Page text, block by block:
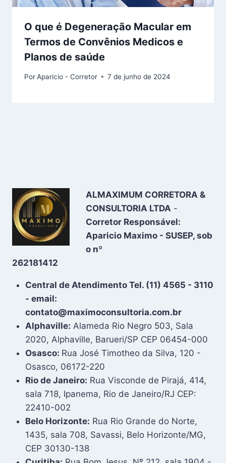
O que é Degeneração Macular em
Termos de Convênios Medicos e
Planos de saúde
PorAparicio - Corretor 7 de junho de 2024
ALMAXIMUM CORRETORA &
CONSULTORIA LTDA -
Corretor Responsável:
Aparicio Maximo - SUSEP, sob
o nº
262181412
Central de Atendimento Tel. (11) 4565 - 3110
- email:
contato@maximoconsultoria.com.br
Alphaville: Alameda Rio Negro 503, Sala
2020, Alphaville, Barueri/SP CEP 06454-000
Osasco: Rua José Timotheo da Silva, 120 -
Osasco, 06172-220
Rio de Janeiro: Rua Visconde de Pirajá, 414,
sala 718, Ipanema, Rio de Janeiro/RJ CEP:
22410-002
Belo Horizonte: Rua Rio Grande do Norte,
1435, sala 708, Savassi, Belo Horizonte/MG,
CEP 30130-138